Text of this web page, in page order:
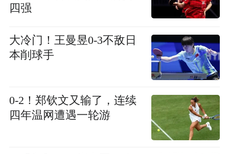
四强
大冷门！王曼昱0-3不敌日
本削球手
0-2！郑钦文又输了，连续
四年温网遭遇一轮游